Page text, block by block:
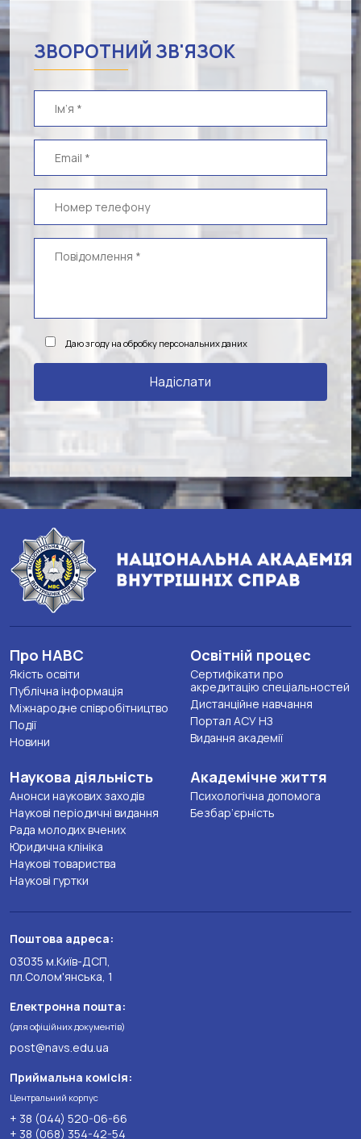
ЗВОРОТНИЙ ЗВ'ЯЗОК
Даю згоду на обробку персональних даних
Про НАВС
Якість освіти
Публічна інформація
Міжнародне співробітництво
Події
Новини
Освітній процес
Сертифікати про
акредитацію спеціальностей
Дистанційне навчання
Портал АСУ НЗ
Видання академії
Наукова діяльність
Анонси наукових заходів
Наукові періодичні видання
Рада молодих вчених
Юридична клініка
Наукові товариства
Наукові гуртки
Академічне життя
Психологічна допомога
Безбар’єрність
Поштова адреса:
03035 м.Київ-ДСП,
пл.Солом'янська, 1
Електронна пошта:
(для офіційних документів)
post@navs.edu.ua
Приймальна комісія:
Центральний корпус
+ 38 (044) 520-06-66
+ 38 (068) 354-42-54